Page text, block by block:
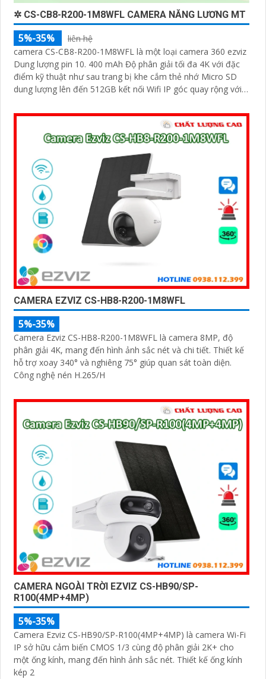
✲ CS-CB8-R200-1M8WFL CAMERA NĂNG LƯƠNG MT
5%-35%
liên hệ
camera CS-CB8-R200-1M8WFL là một loại camera 360 ezviz
Dung lượng pin 10. 400 mAh Độ phân giải tối đa 4K với đặc
điểm kỹ thuật như sau trang bị khe cắm thẻ nhớ Micro SD
dung lượng lên đến 512GB kết nối Wifi IP góc quay rộng với
CAMERA EZVIZ CS-HB8-R200-1M8WFL
5%-35%
Camera Ezviz CS-HB8-R200-1M8WFL là camera 8MP, độ
phân giải 4K, mang đến hình ảnh sắc nét và chi tiết. Thiết kế
hỗ trợ xoay 340° và nghiêng 75° giúp quan sát toàn diện.
Công nghệ nén H.265/H
CAMERA NGOÀI TRỜI EZVIZ CS-HB90/SP-
R100(4MP+4MP)
5%-35%
Camera Ezviz CS-HB90/SP-R100(4MP+4MP) là camera Wi-Fi
IP sở hữu cảm biến CMOS 1/3 cùng độ phân giải 2K+ cho
một ống kính, mang đến hình ảnh sắc nét. Thiết kế ống kính
kép 2